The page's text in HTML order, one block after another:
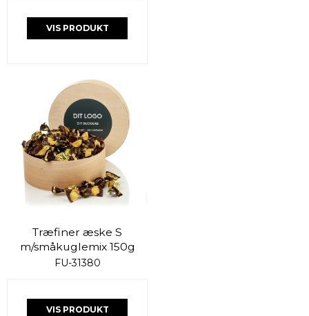
VIS PRODUKT
Træfiner æske S
m/småkuglemix 150g
FU-31380
VIS PRODUKT